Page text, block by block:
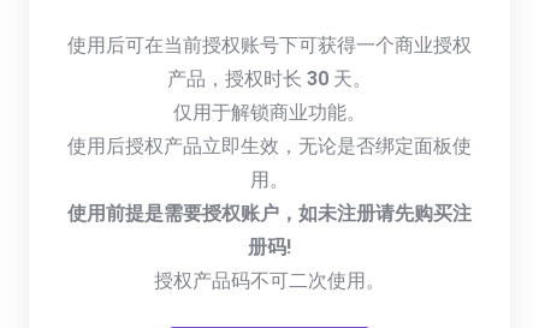
使用后可在当前授权账号下可获得一个商业授权
产品，授权时长 30 天。
仅用于解锁商业功能。
使用后授权产品立即生效，无论是否绑定面板使
用。
使用前提是需要授权账户，如未注册请先购买注
册码!
授权产品码不可二次使用。